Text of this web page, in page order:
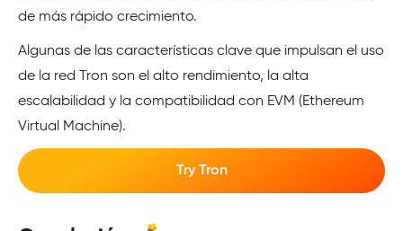
de más rápido crecimiento.
Algunas de las características clave que impulsan el uso
de la red Tron son el alto rendimiento, la alta
escalabilidad y la compatibilidad con EVM (Ethereum
Virtual Machine).
Try Tron